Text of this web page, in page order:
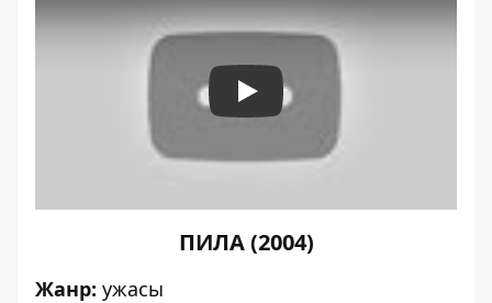
Play
ПИЛА (2004)
Жанр: ужасы